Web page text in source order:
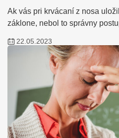
Ak vás pri krvácaní z nosa
záklone, nebol to správny
22.05.2023